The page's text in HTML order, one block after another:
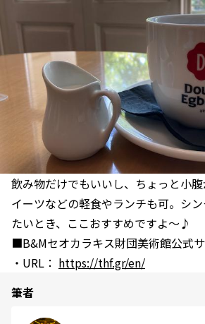
飲み物だけでもいいし、ちょっと小
イーツなどの軽食やランチも可。シ
たいとき、ここおすすめですよ～♪
■B&Mセオカラキス財団美術館公式
・URL： https://thf.gr/en/
筆者